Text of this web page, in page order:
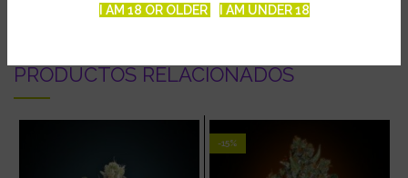
I AM 18 OR OLDER I AM UNDER 18
PRODUCTOS RELACIONADOS
-15%